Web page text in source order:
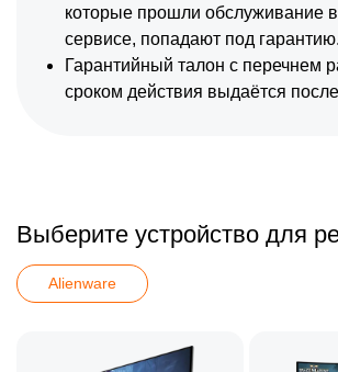
которые прошли обслуживание
сервисе, попадают под гарантию.
Гарантийный талон с перечнем
сроком действия выдаётся
Выберите устройство для
Alienware